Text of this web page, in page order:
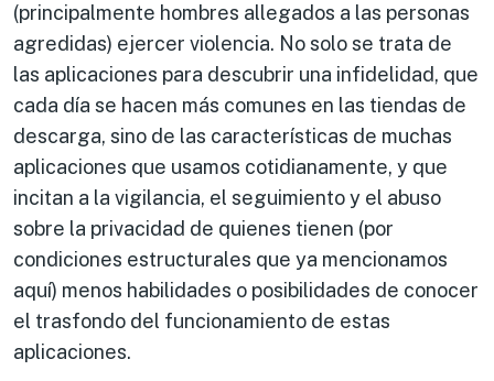
(principalmente hombres allegados a las personas
agredidas) ejercer violencia. No solo se trata de
las aplicaciones para descubrir una infidelidad, que
cada día se hacen más comunes en las tiendas de
descarga, sino de las características de muchas
aplicaciones que usamos cotidianamente, y que
incitan a la vigilancia, el seguimiento y el abuso
sobre la privacidad de quienes tienen (por
condiciones estructurales que ya mencionamos
aquí) menos habilidades o posibilidades de conocer
el trasfondo del funcionamiento de estas
aplicaciones.